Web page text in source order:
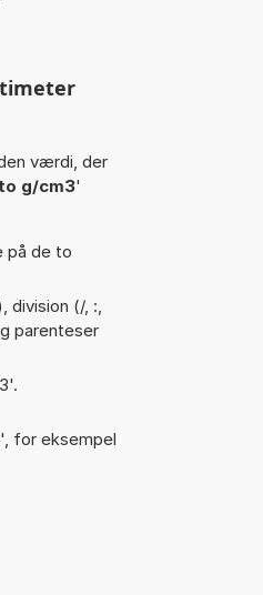
værdi, der
g/cm3'
på de to
(/, :,
parenteser
for eksempel